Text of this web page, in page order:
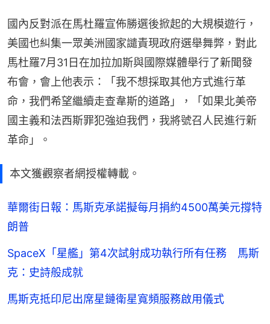
國內反對派在馬杜羅宣佈勝選後掀起的大規模遊行，
美國也糾集一眾美洲國家譴責現政府選舉舞弊，對此
馬杜羅7月31日在加拉加斯與國際媒體舉行了新聞發
布會，會上他表示：「我不想採取其他方式進行革
命，我們希望繼續走查韋斯的道路」，「如果北美帝
國主義和法西斯罪犯強迫我們，我將號召人民進行新
革命」。
本文獲觀察者網授權轉載。
華爾街日報：馬斯克承諾擬每月捐約4500萬美元撐特
朗普
SpaceX「星艦」第4次試射成功執行所有任務 馬斯
克：史詩般成就
馬斯克抵印尼出席星鏈衛星寬頻服務啟用儀式